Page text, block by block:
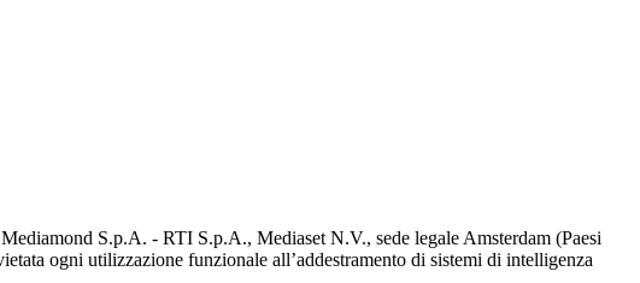
S.p.A. - RTI S.p.A., Mediaset N.V., sede legale Amsterdam (Paesi
ogni utilizzazione funzionale all’addestramento di sistemi di intelligenza